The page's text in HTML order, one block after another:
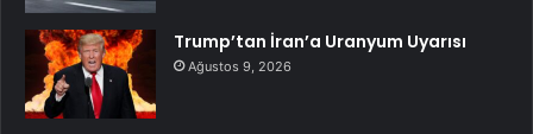
Trump’tan İran’a Uranyum Uyarısı
Ağustos 9, 2026